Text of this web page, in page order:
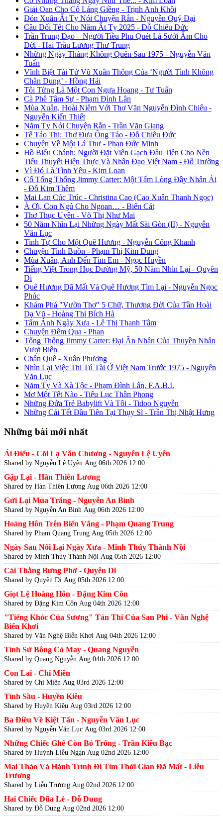
Giải Oan Cho Cô Láng Giềng - Trịnh Anh Khôi
Đón Xuân Ất Tỵ Nói Chuyện Rắn - Nguyễn Quý Đại
Câu Đối Tết Cho Năm Ất Tỵ 2025 - Đỗ Chiêu Đức
Trần Trung Đạo – Người Tiều Phu Quét Lá Sưởi Ấm Cho
Đời - Hai Trầu Lương Thư Trung
Những Ngày Tháng Không Quên Sau 1975 - Nguyễn Văn
Tuấn
Vĩnh Biệt Tài Tử Vũ Xuân Thông Của ‘Người Tình Không
Chân Dung’ - Hồng Hải
Tôi Từng Là Một Con Ngựa Hoang - Tư Tuấn
Cà Phê Tâm Sự - Phạm Đình Lân
Mùa Xuân, Hoài Niệm Với Thơ Văn Nguyễn Đình Chiểu -
Nguyễn Kiến Thiết
Năm Tỵ Nói Chuyện Rắn - Trần Văn Giang
Tế Táo Thi: Thơ Đưa Ông Táo - Đỗ Chiêu Đức
Chuyện Về Một Lá Thư - Phan Đức Minh
Hồ Biểu Chánh: Người Đặt Viên Gạch Đầu Tiên Cho Nền
Tiểu Thuyết Hiện Thực Và Nhân Đạo Việt Nam - Đỗ Trường
Vì Đó Là Tình Yêu - Kim Loan
Cố Tổng Thống Jimmy Carter: Một Tấm Lòng Đầy Nhân Ái
- Đỗ Kim Thêm
Mai Lan Cúc Trúc - Christina Cao (Cao Xuân Thanh Ngọc)
À Ơi, Con Ngủ Cho Ngoan… - Biển Cát
Thơ Thục Uyên - Võ Thị Như Mai
50 Năm Nhìn Lại Những Ngày Mất Sài Gòn (II) - Nguyễn
Văn Lục
Tình Tự Cho Một Quê Hương - Nguyễn Công Khanh
Chuyện Tình Buồn - Phạm Thị Kim Dung
Mùa Xuân, Anh Đến Tìm Em - Ngọc Huyền
Tiếng Việt Trong Học Đường Mỹ, 50 Năm Nhìn Lại - Quyên
Di
Quê Hương Đã Mất Và Quê Hương Tìm Lại - Nguyễn Ngọc
Phúc
Khám Phá "Vườn Thơ" 5 Chữ, Thương Đời Của Tần Hoài
Dạ Vũ - Hoàng Thị Bích Hà
Tấm Ảnh Ngày Xưa - Lê Thị Thanh Tâm
Chuyện Đêm Qua - Phan
Tổng Thống Jimmy Carter: Đại Ân Nhân Của Thuyền Nhân
Vượt Biển
Chân Quê - Xuân Phương
Nhìn Lại Việc Thi Tú Tài Ở Việt Nam Trước 1975 - Nguyễn
Văn Lục
Năm Tỵ Và Xà Tộc - Phạm Đình Lân, F.A.B.I.
Mơ Một Tết Nào - Tiểu Lục Thần Phong
Những Đứa Trẻ Babylift Và Tôi - Tidoo Nguyễn
Những Cái Tết Đầu Tiên Tại Thụy Sĩ - Trần Thị Nhật Hưng
Những bài mới nhất
Ái Điểu - Cõi Lạ Văn Chương - Nguyễn Lệ Uyên
Shared by Nguyễn Lệ Uyên Aug 06th 2026 12:00
Gặp Lại - Hàn Thiên Lương
Shared by Hàn Thiên Lương Aug 06th 2026 12:00
Gửi Lại Mùa Trăng - Nguyễn An Bình
Shared by Nguyễn An Bình Aug 06th 2026 12:00
Hoàng Hôn Trên Biển Vắng - Phạm Quang Trung
Shared by Phạm Quang Trung Aug 05th 2026 12:00
Ngày Sau Nối Lại Ngày Xưa - Minh Thúy Thành Nội
Shared by Minh Thúy Thành Nội Aug 05th 2026 12:00
Cái Thằng Bưng Phở - Quyên Di
Shared by Quyên Di Aug 05th 2026 12:00
Giọt Lệ Hoàng Hôn - Đặng Kim Côn
Shared by Đặng Kim Côn Aug 04th 2026 12:00
"Tiếng Khóc Của Sương" Tản Thi Của San Phi - Văn Nghệ
Biển Khơi
Shared by Văn Nghệ Biển Khơi Aug 04th 2026 12:00
Tình Sử Bông Cỏ May - Quang Nguyễn
Shared by Quang Nguyễn Aug 04th 2026 12:00
Con Lai - Chi Miên
Shared by Chi Miên Aug 03rd 2026 12:00
Tình Sầu - Huyền Kiêu
Shared by Huyền Kiêu Aug 03rd 2026 12:00
Ba Điều Về Kiệt Tấn - Nguyễn Văn Lục
Shared by Nguyễn Văn Lục Aug 03rd 2026 12:00
Những Chiếc Ghế Còn Bỏ Trống - Trần Kiêu Bạc
Shared by Huỳnh Liễu Ngạn Aug 02nd 2026 12:00
Mai Thảo Và Hành Trình Đi Tìm Thời Gian Đã Mất - Liễu
Trương
Shared by Liễu Trương Aug 02nd 2026 12:00
Hai Chiếc Đũa Lẻ - Đỗ Dung
Shared by Đỗ Dung Aug 02nd 2026 12:00